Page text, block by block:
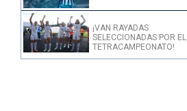
¡VAN RAYADAS
SELECCIONADAS POR EL
TETRACAMPEONATO!